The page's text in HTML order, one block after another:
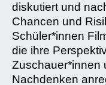
diskutiert und
Chancen und
Schüler*innen
die ihre
Zuschauer*innen
Nachdenken